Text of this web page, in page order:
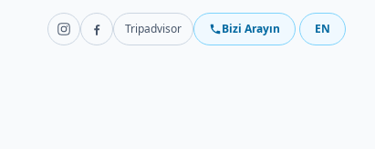
Tripadvisor Bizi Arayın EN